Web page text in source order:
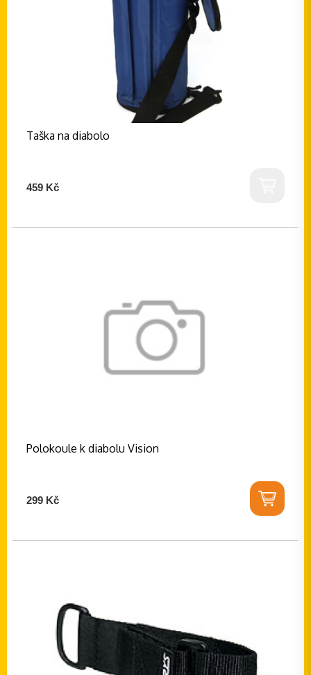
Taška na diabolo
459 Kč
Polokoule k diabolu Vision
299 Kč